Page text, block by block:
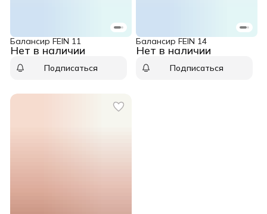
Нет в наличии
Балансир FEIN 11
Подписаться
Нет в наличии
Балансир FEIN 14
Подписаться